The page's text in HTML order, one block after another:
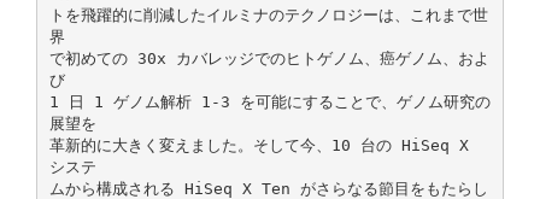
トを飛躍的に削減したイルミナのテクノロジーは、これまで世
界
で初めての 30x カバレッジでのヒトゲノム、癌ゲノム、およ
び
1 日 1 ゲノム解析 1-3 を可能にすることで、ゲノム研究の
展望を
革新的に大きく変えました。そして今、10 台の HiSeq X
システ
ムから構成される HiSeq X Ten がさらなる節目をもたらし